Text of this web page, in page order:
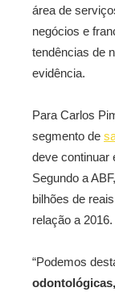
área de
negócios e
tendências de
evidência.
Para Carlos
segmento de
deve continuar
Segundo a
bilhões de
relação a 2016.
“Podemos